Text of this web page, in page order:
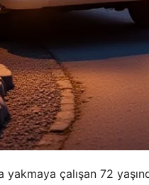
yakmaya çalışan 72